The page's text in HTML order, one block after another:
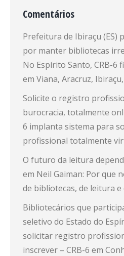
Comentários
Prefeitura de Ibiraçu (ES)
por manter bibliotecas
No Espírito Santo, CRB-6
em Viana, Aracruz,
Solicite o registro
burocracia, totalmente
6 implanta sistema para
profissional totalmente
O futuro da leitura
em Neil Gaiman: Por que
de bibliotecas, de leitura
Bibliotecários que
seletivo do Estado do
solicitar registro
inscrever – CRB-6 em